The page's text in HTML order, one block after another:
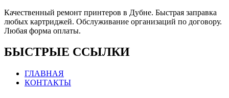
Качественный ремонт принтеров в Дубне. Быстрая заправка
любых картриджей. Обслуживание организаций по договору.
Любая форма оплаты.
БЫСТРЫЕ ССЫЛКИ
ГЛАВНАЯ
КОНТАКТЫ